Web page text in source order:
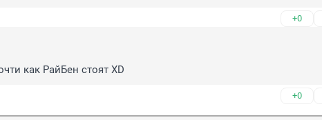
+0
как РайБен стоят XD
+0